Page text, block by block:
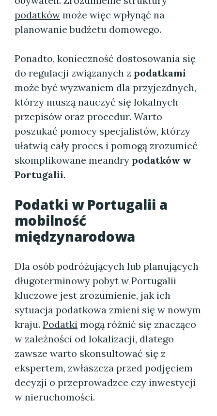
podatków może więc wpłynąć na
planowanie budżetu domowego.
Ponadto, konieczność dostosowania się
do regulacji związanych z podatkami
może być wyzwaniem dla przyjezdnych,
którzy muszą nauczyć się lokalnych
przepisów oraz procedur. Warto
poszukać pomocy specjalistów, którzy
ułatwią cały proces i pomogą zrozumieć
skomplikowane meandry podatków w
Portugalii.
Podatki w Portugalii a
mobilność
międzynarodowa
Dla osób podróżujących lub planujących
długoterminowy pobyt w Portugalii
kluczowe jest zrozumienie, jak ich
sytuacja podatkowa zmieni się w nowym
kraju. Podatki mogą różnić się znacząco
w zależności od lokalizacji, dlatego
zawsze warto skonsultować się z
ekspertem, zwłaszcza przed podjęciem
decyzji o przeprowadzce czy inwestycji
w nieruchomości.